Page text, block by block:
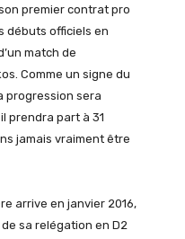
premier contrat pro
débuts officiels en
match de
Comme un signe du
progression sera
prendra part à 31
jamais vraiment être
arrive en janvier 2016,
sa relégation en D2